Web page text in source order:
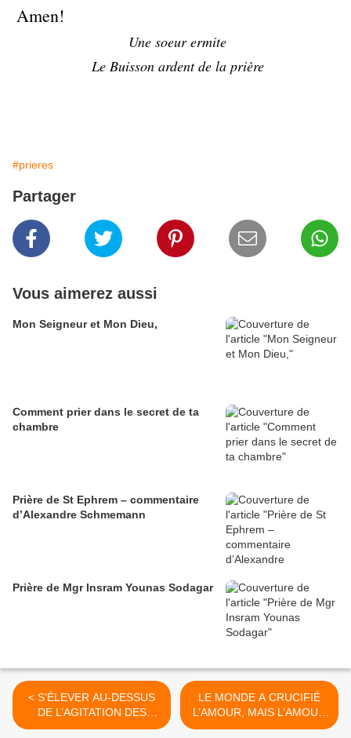
Amen!
Une soeur ermite
Le Buisson ardent de la prière
#prieres
Partager
Vous aimerez aussi
Mon Seigneur et Mon Dieu,
Comment prier dans le secret de ta
chambre
Prière de St Ephrem – commentaire
d’Alexandre Schmemann
Prière de Mgr Insram Younas Sodagar
< S’ÉLEVER AU-DESSUS
DE L’AGITATION DES
SOUCIS TERRESTRES
LE MONDE A CRUCIFIÉ
L’AMOUR, MAIS L’AMOUR
A VAINCU >